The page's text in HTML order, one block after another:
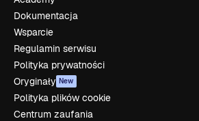
Dokumentacja
Wsparcie
Regulamin serwisu
Polityka prywatności
Oryginały New
Polityka plików cookie
Centrum zaufania